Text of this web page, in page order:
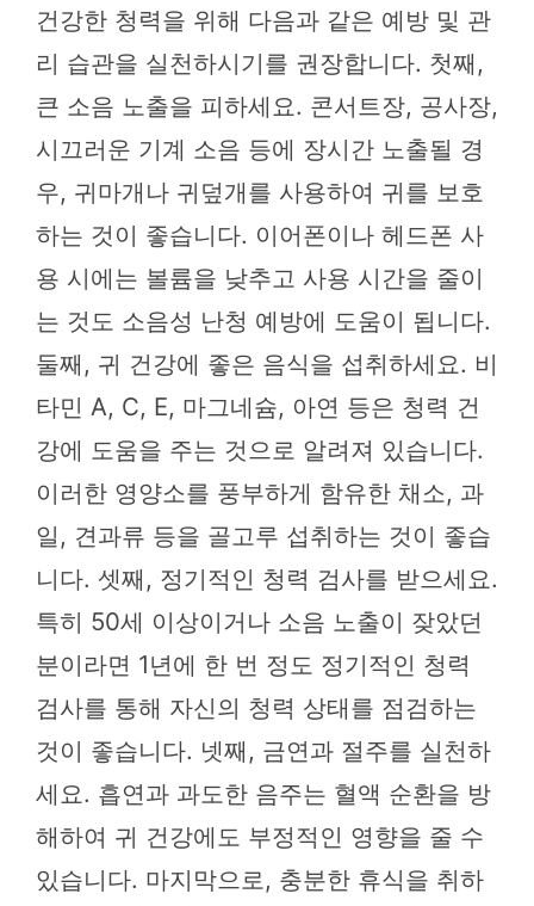
건강한 청력을 위해 다음과 같은 예방 및 관
리 습관을 실천하시기를 권장합니다. 첫째,
큰 소음 노출을 피하세요. 콘서트장, 공사장,
시끄러운 기계 소음 등에 장시간 노출될 경
우, 귀마개나 귀덮개를 사용하여 귀를 보호
하는 것이 좋습니다. 이어폰이나 헤드폰 사
용 시에는 볼륨을 낮추고 사용 시간을 줄이
는 것도 소음성 난청 예방에 도움이 됩니다.
둘째, 귀 건강에 좋은 음식을 섭취하세요. 비
타민 A, C, E, 마그네슘, 아연 등은 청력 건
강에 도움을 주는 것으로 알려져 있습니다.
이러한 영양소를 풍부하게 함유한 채소, 과
일, 견과류 등을 골고루 섭취하는 것이 좋습
니다. 셋째, 정기적인 청력 검사를 받으세요.
특히 50세 이상이거나 소음 노출이 잦았던
분이라면 1년에 한 번 정도 정기적인 청력
검사를 통해 자신의 청력 상태를 점검하는
것이 좋습니다. 넷째, 금연과 절주를 실천하
세요. 흡연과 과도한 음주는 혈액 순환을 방
해하여 귀 건강에도 부정적인 영향을 줄 수
있습니다. 마지막으로, 충분한 휴식을 취하